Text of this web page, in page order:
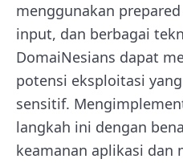
menggunakan
input, dan berbagai
DomaiNesians dapat
potensi eksploitasi
sensitif.
langkah ini dengan
keamanan aplikasi dan